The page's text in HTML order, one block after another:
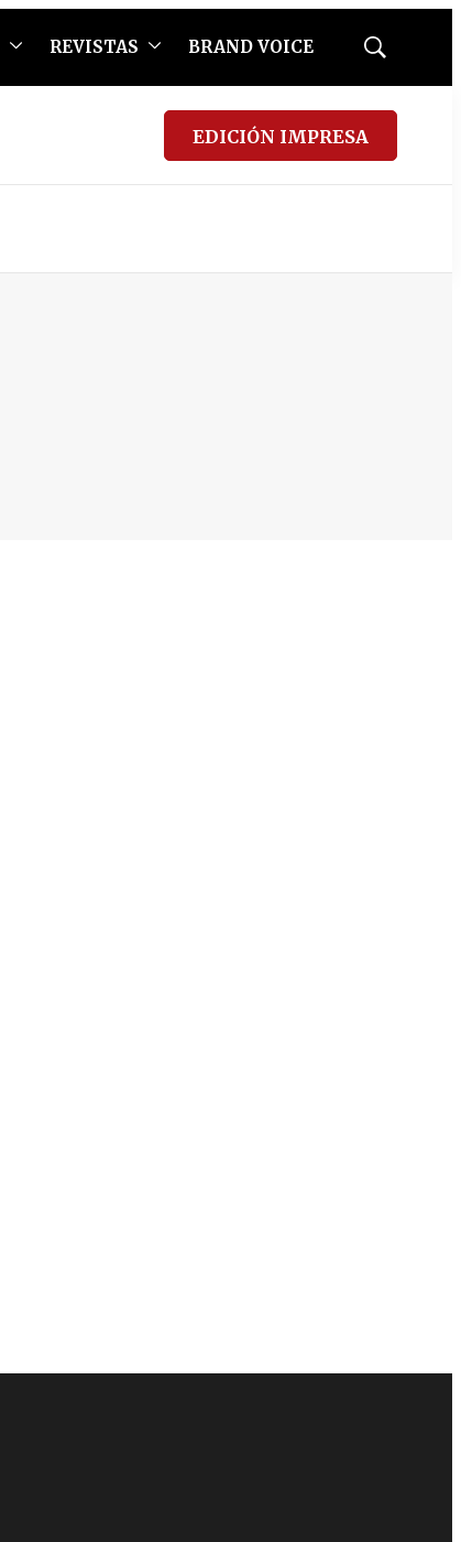
REVISTAS BRAND VOICE
Mostrar
EDICIÓN IMPRESA